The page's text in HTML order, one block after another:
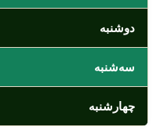
دوشنبه
سه‌شنبه
چهارشنبه